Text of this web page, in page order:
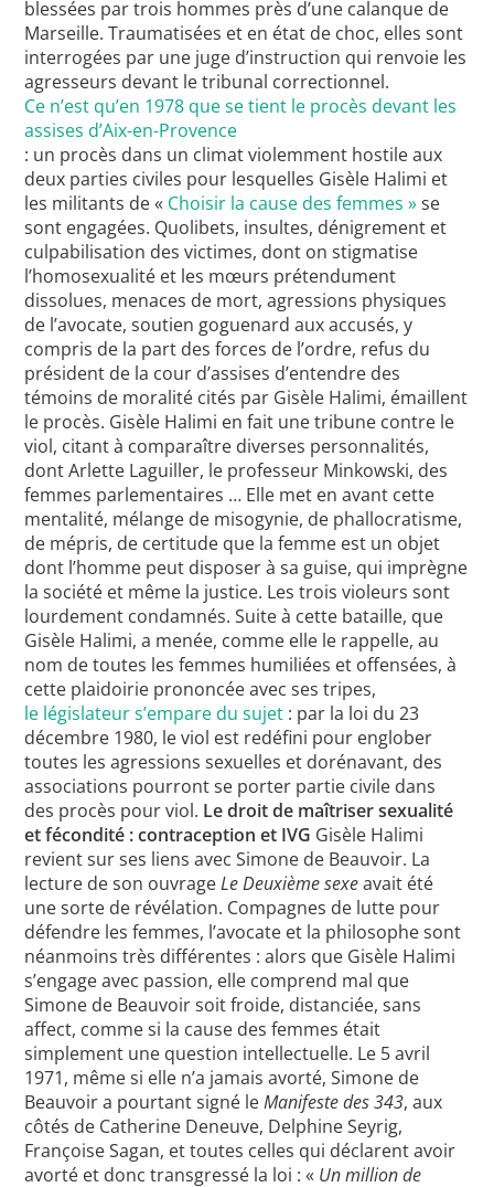
blessées par trois hommes près d’une calanque de
Marseille. Traumatisées et en état de choc, elles sont
interrogées par une juge d’instruction qui renvoie les
agresseurs devant le tribunal correctionnel.
Ce n’est qu’en 1978 que se tient le procès devant les
assises d’Aix-en-Provence
: un procès dans un climat violemment hostile aux
deux parties civiles pour lesquelles Gisèle Halimi et
les militants de « Choisir la cause des femmes »se
sont engagées. Quolibets, insultes, dénigrement et
culpabilisation des victimes, dont on stigmatise
l’homosexualité et les mœurs prétendument
dissolues, menaces de mort, agressions physiques
de l’avocate, soutien goguenard aux accusés, y
compris de la part des forces de l’ordre, refus du
président de la cour d’assises d’entendre des
témoins de moralité cités par Gisèle Halimi, émaillent
le procès. Gisèle Halimi en fait une tribune contre le
viol, citant à comparaître diverses personnalités,
dont Arlette Laguiller, le professeur Minkowski, des
femmes parlementaires … Elle met en avant cette
mentalité, mélange de misogynie, de phallocratisme,
de mépris, de certitude que la femme est un objet
dont l’homme peut disposer à sa guise, qui imprègne
la société et même la justice. Les trois violeurs sont
lourdement condamnés. Suite à cette bataille, que
Gisèle Halimi, a menée, comme elle le rappelle, au
nom de toutes les femmes humiliées et offensées, à
cette plaidoirie prononcée avec ses tripes,
le législateur s’empare du sujet : par la loi du 23
décembre 1980, le viol est redéfini pour englober
toutes les agressions sexuelles et dorénavant, des
associations pourront se porter partie civile dans
des procès pour viol. Le droit de maîtriser sexualité
et fécondité : contraception et IVG Gisèle Halimi
revient sur ses liens avec Simone de Beauvoir. La
lecture de son ouvrageLe Deuxième sexeavait été
une sorte de révélation. Compagnes de lutte pour
défendre les femmes, l’avocate et la philosophe sont
néanmoins très différentes : alors que Gisèle Halimi
s’engage avec passion, elle comprend mal que
Simone de Beauvoir soit froide, distanciée, sans
affect, comme si la cause des femmes était
simplement une question intellectuelle. Le 5 avril
1971, même si elle n’a jamais avorté, Simone de
Beauvoir a pourtant signé leManifeste des 343, aux
côtés de Catherine Deneuve, Delphine Seyrig,
Françoise Sagan, et toutes celles qui déclarent avoir
avorté et donc transgressé la loi : « Un million de